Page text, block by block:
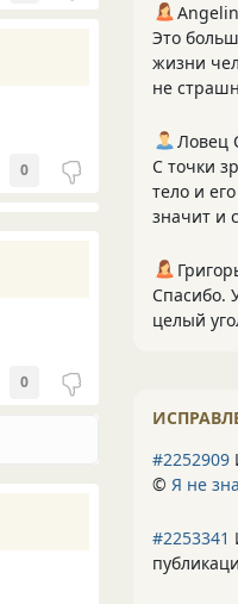
0
0
Это
жизни
не
Ловец
С точки
тело и
значит и
Спасибо.
целый
#2252909
© Я не
#2253341